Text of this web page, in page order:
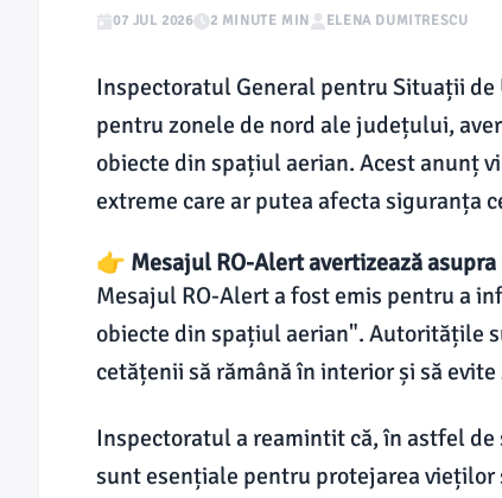
07 JUL 2026 2 MINUTE MIN ELENA DUMITRESCU
Inspectoratul General pentru Situații
pentru zonele de nord ale județului,
obiecte din spațiul aerian. Acest anunț
extreme care ar putea afecta siguranța
👉 Mesajul RO-Alert avertizează
Mesajul RO-Alert a fost emis pentru a
obiecte din spațiul aerian". Autoritățile
cetățenii să rămână în interior și să
Inspectoratul a reamintit că, în astfel
sunt esențiale pentru protejarea